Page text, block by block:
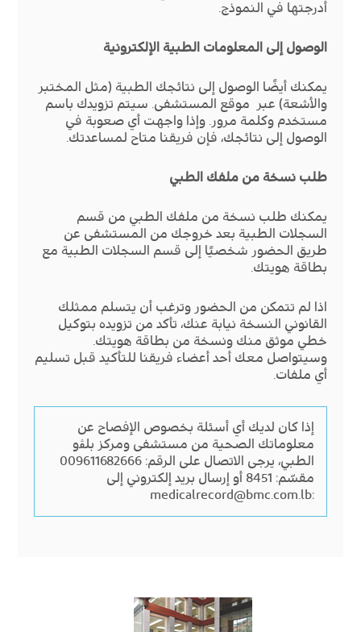
أدرجتها في النموذج.
الوصول إلى المعلومات الطبية الإلكترونية
يمكنك أيضًا الوصول إلى نتائجك الطبية (مثل المختبر
والأشعة) عبر موقع المستشفى. سيتم تزويدك باسم
مستخدم وكلمة مرور. وإذا واجهت أي صعوبة في
الوصول إلى نتائجك، فإن فريقنا متاح لمساعدتك.
طلب نسخة من ملفك الطبي
يمكنك طلب نسخة من ملفك الطبي من قسم
السجلات الطبية بعد خروجك من المستشفى عن
طريق الحضور شخصيًا إلى قسم السجلات الطبية مع
بطاقة هويتك.
اذا لم تتمكن من الحضور وترغب أن يتسلم ممثلك
القانوني النسخة نيابة عنك، تأكد من تزويده بتوكيل
خطي موثق منك ونسخة من بطاقة هويتك.
وسيتواصل معك أحد أعضاء فريقنا للتأكيد قبل تسليم
أي ملفات.
إذا كان لديك أي أسئلة بخصوص الإفصاح عن
معلوماتك الصحية من مستشفى ومركز ﺑﻠﭭو
الطبي، يرجى الاتصال على الرقم: 009611682666
مقسّم: 8451 أو إرسال بريد إلكتروني إلى
:
medicalrecord@bmc.com.lb